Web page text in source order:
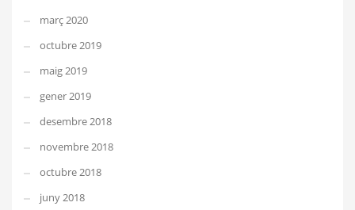
març 2020
octubre 2019
maig 2019
gener 2019
desembre 2018
novembre 2018
octubre 2018
juny 2018